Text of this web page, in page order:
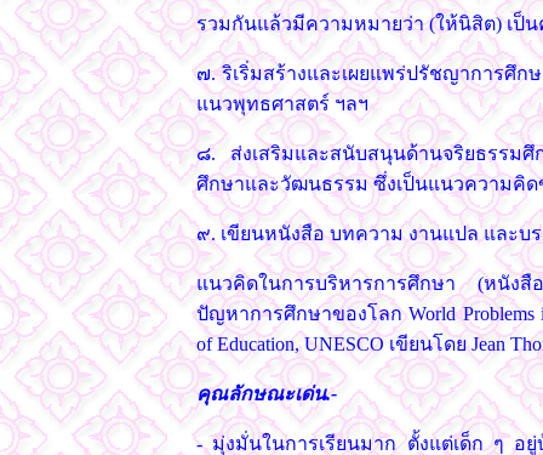
รวมกันแล้วมีความหมายว่า (ให้นิสิต) เป็
๗. ริเริ่มสร้างและเผยแพร่ปรัชญาการศึ
แนวพุทธศาสตร์ ฯลฯ
๘. ส่งเสริมและสนับสนุนด้านจริยธรรมศึ
ศึกษาและวัฒนธรรม ซึ่งเป็นแนวความคิด
๙. เขียนหนังสือ บทความ งานแปล และบ
แนวคิดในการบริหารการศึกษา (หนัง
ปัญหาการศึกษาของโลก World Problems
of Education, UNESCO เขียนโดย Jean
คุณลักษณะเด่น.-
- มุ่งมั่นในการเรียนมาก ตั้งแต่เด็ก ๆ อยู่